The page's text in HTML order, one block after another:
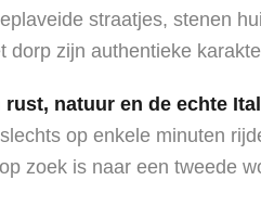
straatjes, stenen
dorp zijn authentieke
rust, natuur en de echte
op enkele minuten
zoek is naar een tweede